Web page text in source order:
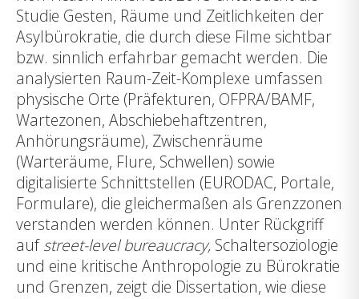
Studie Gesten, Räume und Zeitlichkeiten der
Asylbürokratie, die durch diese Filme sichtbar
bzw. sinnlich erfahrbar gemacht werden. Die
analysierten Raum-Zeit-Komplexe umfassen
physische Orte (Präfekturen, OFPRA/BAMF,
Wartezonen, Abschiebehaftzentren,
Anhörungsräume), Zwischenräume
(Warteräume, Flure, Schwellen) sowie
digitalisierte Schnittstellen (EURODAC, Portale,
Formulare), die gleichermaßen als Grenzzonen
verstanden werden können. Unter Rückgriff
aufstreet-level bureaucracy, Schaltersoziologie
und eine kritische Anthropologie zu Bürokratie
und Grenzen, zeigt die Dissertation, wie diese